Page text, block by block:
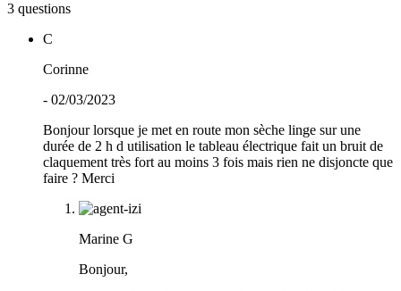
3 questions
C
Corinne
- 02/03/2023
Bonjour lorsque je met en route mon sèche linge sur une
durée de 2 h d utilisation le tableau électrique fait un bruit de
claquement très fort au moins 3 fois mais rien ne disjoncte que
faire ? Merci
Marine G
Bonjour,